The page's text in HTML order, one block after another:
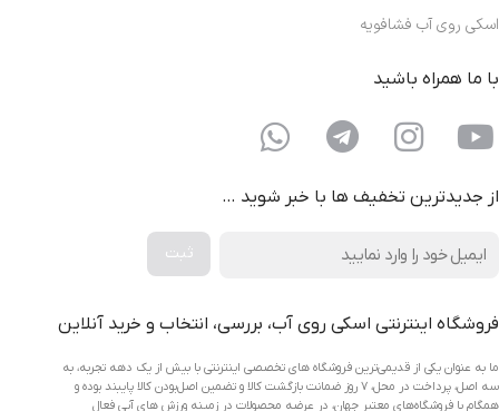
اسکی روی آب فشافویه
با ما همراه باشید
از جدیدترین تخفیف ها با خبر شوید …
فروشگاه اینترنتی اسکی روی آب، بررسی، انتخاب و خرید آنلاین
ما به عنوان یکی از قدیمی‌ترین فروشگاه های تخصصی اینترنتی با بیش از یک دهه تجربه، به
سه اصل، پرداخت در محل، ۷ روز ضمانت بازگشت کالا و تضمین اصل‌بودن کالا پایبند بوده و
همگام با فروشگاه‌های معتبر جهان، در عرضه محصولات در زمینه ورزش های آبی فعال